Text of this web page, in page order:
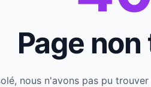
Page
nous n'avons pas pu